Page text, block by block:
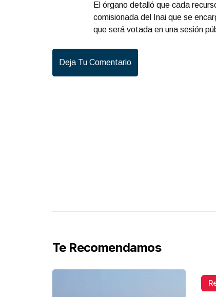
El órgano detalló que cada
comisionada del Inai que se
que será votada en una sesión
Deja Tu Comentario
Te Recomendamos